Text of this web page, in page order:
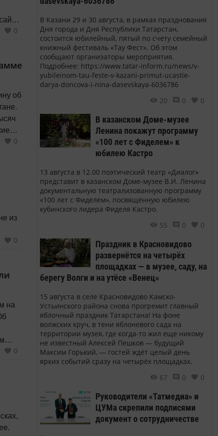
0
об
0
из
0
на
0
В Казани 29 и 30 августа, в рамках празднования
Дня города и Дня Республики Татарстан,
состоится юбилейный, пятый по счету семейный
книжный фестиваль «Тау Фест». Об этом
сообщают организаторы мероприятия.
Подробнее: https://www.tatar-inform.ru/news/v-
yubileinom-tau-feste-v-kazani-primut-ucastie-
darya-doncova-i-nina-dasevskaya-6036786
20
0 0
В казанском Доме-музее
Ленина покажут программу
«100 лет с Фиделем» к
юбилею Кастро
13 августа в 12.00 поэтический театр «Диалог»
представит в казанском Доме-музее В.И. Ленина
документальную театрализованную программу
«100 лет с Фиделем», посвящённую юбилею
кубинского лидера Фиделя Кастро.
55
0 0
Праздник в Красновидово
развернётся на четырёх
площадках — в музее, саду, на
берегу Волги и на утёсе «Венец»
15 августа в селе Красновидово Камско-
Устьинского района снова прогремит главный
яблочный праздник Татарстана! На фоне
волжских круч, в тени яблоневого сада на
территории музея, где когда-то жил еще никому
не известный Алексей Пешков — будущий
Максим Горький, — гостей ждёт целый день
ярких событий сразу на четырёх площадках.
67
0 0
Руководители «Татмедиа» и
ЦУМа скрепили подписями
документ о сотрудничестве